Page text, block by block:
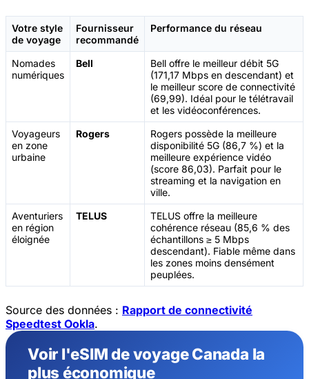
Votre style
de voyage
Fournisseur
recommandé
Performance du réseau
Nomades
numériques
Bell
Bell offre le meilleur débit 5G
(171,17 Mbps en descendant) et
le meilleur score de connectivité
(69,99). Idéal pour le télétravail
et les vidéoconférences.
Voyageurs
en zone
urbaine
Rogers
Rogers possède la meilleure
disponibilité 5G (86,7 %) et la
meilleure expérience vidéo
(score 86,03). Parfait pour le
streaming et la navigation en
ville.
Aventuriers
en région
éloignée
TELUS
TELUS offre la meilleure
cohérence réseau (85,6 % des
échantillons ≥ 5 Mbps
descendant). Fiable même dans
les zones moins densément
peuplées.
Source des données : Rapport de connectivité
Speedtest Ookla.
Voir l'eSIM de voyage Canada la
plus économique